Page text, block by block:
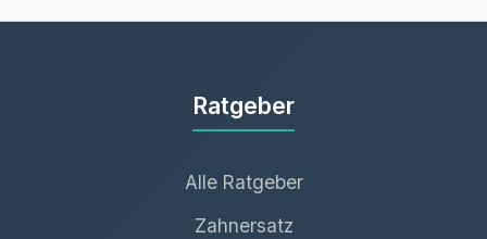
Ratgeber
Alle Ratgeber
Zahnersatz